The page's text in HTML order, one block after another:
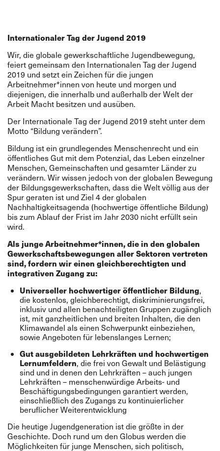
Internationaler Tag der Jugend 2019
Wir, die globale gewerkschaftliche Jugendbewegung,
feiert gemeinsam den Internationalen Tag der Jugend
2019 und setzt ein Zeichen für die jungen
Arbeitnehmer*innen von heute und morgen und
diejenigen, die innerhalb und außerhalb der Welt der
Arbeit Macht besitzen und ausüben.
Der Internationale Tag der Jugend 2019 steht unter dem
Motto “Bildung verändern”.
Bildung ist ein grundlegendes Menschenrecht und ein
öffentliches Gut mit dem Potenzial, das Leben einzelner
Menschen, Gemeinschaften und gesamter Länder zu
verändern. Wir wissen jedoch von der globalen Bewegung
der Bildungsgewerkschaften, dass die Welt völlig aus der
Spurgeraten ist und Ziel 4 der globalen
Nachhaltigkeitsagenda (hochwertige öffentliche Bildung)
bis zum Ablauf der Frist im Jahr 2030 nicht erfüllt sein
wird.
Als junge Arbeitnehmer*innen, die in den globalen
Gewerkschaftsbewegungen aller Sektoren vertreten
sind, fordern wir einen gleichberechtigten und
integrativen Zugang zu:
Universeller hochwertiger öffentlicher Bildung,
die kostenlos, gleichberechtigt, diskriminierungsfrei,
inklusiv und allen benachteiligten Gruppen zugänglich
ist, mit ganzheitlichen und breiten Inhalten, die den
Klimawandel als einen Schwerpunkt einbeziehen,
sowie Angeboten für lebenslanges Lernen;
Gut ausgebildeten Lehrkräften und hochwertigen
Lernumfeldern, die frei von Gewalt und Belästigung
sind und in denen den Lehrkräften – auch jungen
Lehrkräften – menschenwürdige Arbeits- und
Beschäftigungsbedingungen garantiert werden,
einschließlich des Zugangs zu kontinuierlicher
beruflicher Weiterentwicklung
Die heutige Jugendgeneration ist die größte in der
Geschichte. Doch rund um den Globus werden die
Möglichkeiten für junge Menschen, sich politisch,